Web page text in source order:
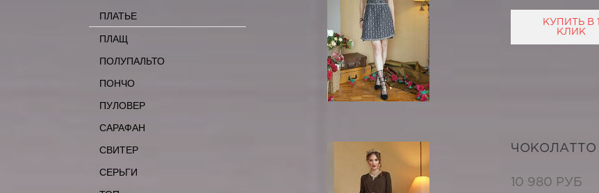
ПЛАТЬЕ
ПЛАЩ
ПОЛУПАЛЬТО
ПОНЧО
ПУЛОВЕР
САРАФАН
СВИТЕР
СЕРЬГИ
КУПИТЬ В 1
КЛИК
ЧОКОЛАТТО
10 980 РУБ